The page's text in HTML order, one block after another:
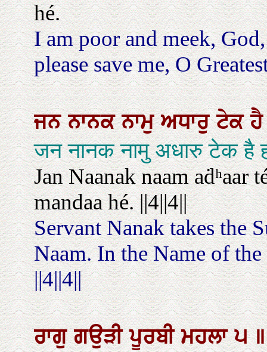
hé.
I am poor and meek,
please save me, O
ਜਨਨਾਨਕਨਾਮੁਅਧਾਰੁਟੇਕ
जन नानक नामु अधारु टेक है
Jan Naanak naam aḋʰaar
mandaa hé. ||4||4||
Servant Nanak takes the
Naam. In the Name of
||4||4||
ਰਾਗੁਗਉੜੀਪੂਰਬੀਮਹਲਾ੫॥